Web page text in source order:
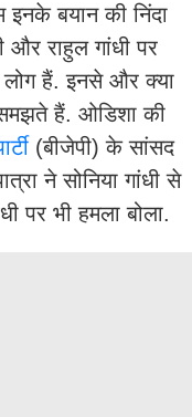
इनके बयान की निंदा
और राहुल गांधी पर
लोग हैं. इनसे और क्या
हैं. ओडिशा की
(बीजेपी) के सांसद
ने सोनिया गांधी से
पर भी हमला बोला.